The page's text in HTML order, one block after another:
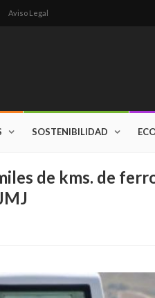
Aviso Legal
SOSTENIBILIDAD
de kms. de